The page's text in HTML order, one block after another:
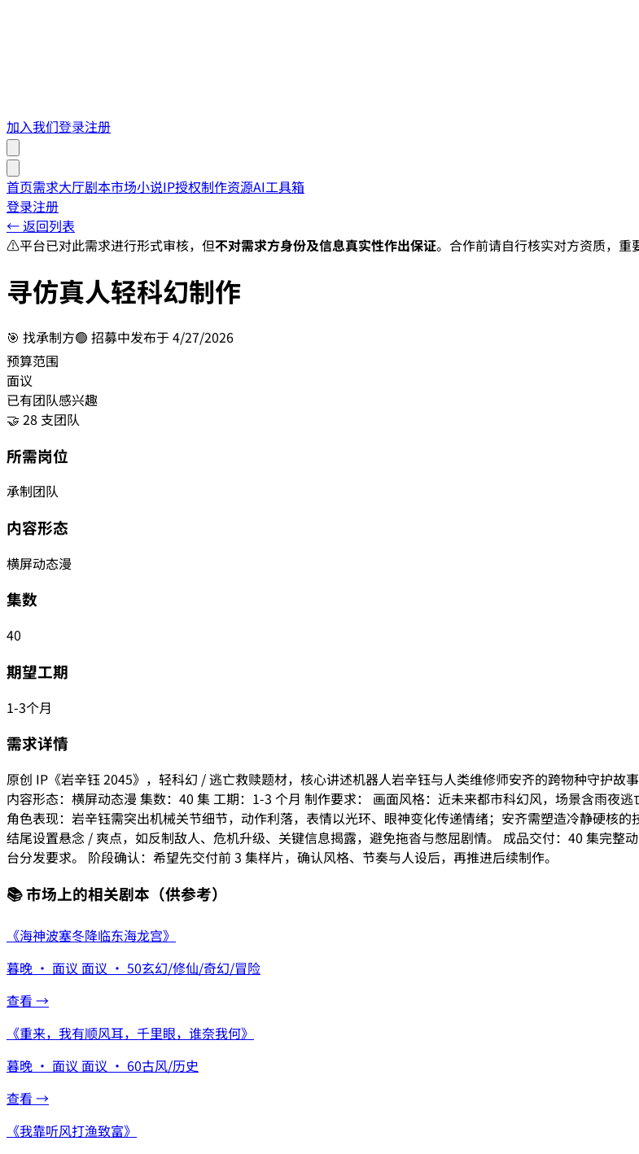
加入我们登录注册
首页需求大厅剧本市场小说IP授权制作资源AI工具箱
登录注册
← 返回列表
⚠️平台已对此需求进行形式审核，但不对需求方身份及信息真实性作出保证。合作前请自行核实对方资质，重
寻仿真人轻科幻制作
🎯 找承制方🟢 招募中发布于4/27/2026
预算范围
面议
已有团队感兴趣
🤝 28 支团队
所需岗位
承制团队
内容形态
横屏动态漫
集数
40
期望工期
1-3个月
需求详情
原创 IP《岩辛钰 2045》，轻科幻 / 逃亡救赎题材，核心讲述机器人岩辛钰与人类维修师安齐的跨物种守护故
内容形态：横屏动态漫 集数：40 集 工期：1-3 个月 制作要求： 画面风格：近未来都市科幻风，场景含雨夜
角色表现：岩辛钰需突出机械关节细节，动作利落，表情以光环、眼神变化传递情绪；安齐需塑造冷静硬核
结尾设置悬念 / 爽点，如反制敌人、危机升级、关键信息揭露，避免拖沓与憋屈剧情。 成品交付：40 集完整
台分发要求。 阶段确认：希望先交付前 3 集样片，确认风格、节奏与人设后，再推进后续制作。
📚 市场上的相关剧本 （供参考）
《海神波塞冬降临东海龙宫》
暮晚 · 面议 面议 · 50玄幻/修仙/奇幻/冒险
查看 →
《重来，我有顺风耳，千里眼，谁奈我何》
暮晚 · 面议 面议 · 60古风/历史
查看 →
《我靠听风打渔致富》